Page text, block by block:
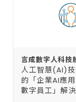
言成數字人科技
人工智慧(AI)
的「企業AI應
數字員工」解